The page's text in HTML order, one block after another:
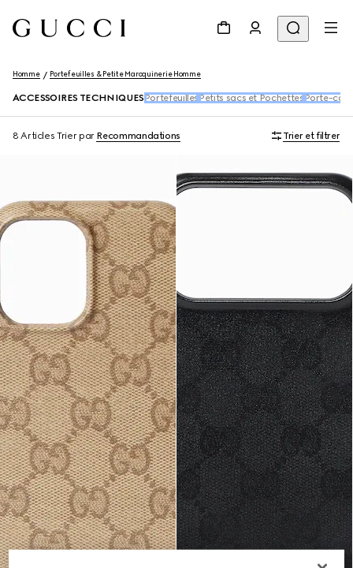
Homme Portefeuilles & Petite Maroquinerie Homme
ACCESSOIRES TECHNIQUES Portefeuilles Petits sacs et Pochettes Porte-
8 Articles Trier par Recommandations Trier et filtrer